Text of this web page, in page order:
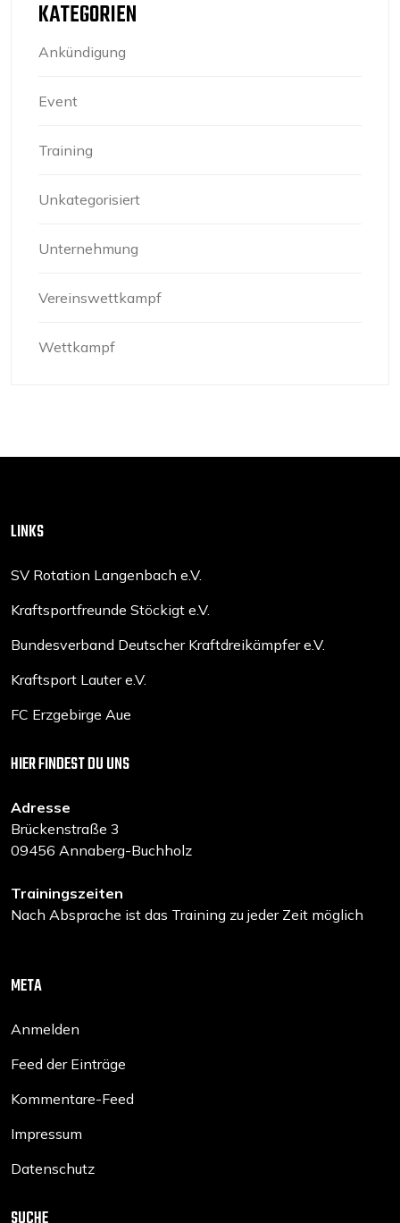
KATEGORIEN
Ankündigung
Event
Training
Unkategorisiert
Unternehmung
Vereinswettkampf
Wettkampf
LINKS
SV Rotation Langenbach e.V.
Kraftsportfreunde Stöckigt e.V.
Bundesverband Deutscher Kraftdreikämpfer e.V.
Kraftsport Lauter e.V.
FC Erzgebirge Aue
HIER FINDEST DU UNS
Adresse
Brückenstraße 3
09456 Annaberg-Buchholz
Trainingszeiten
Nach Absprache ist das Training zu jeder Zeit möglich
META
Anmelden
Feed der Einträge
Kommentare-Feed
Impressum
Datenschutz